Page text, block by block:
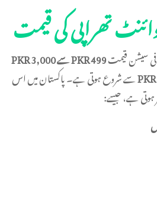
تھراپی کی قیمت
فی سیشن قیمتPKR 499 سے PKR 3,000
سے شروع ہوتی ہے۔ پاکستان میں اس
ہے، جیسے: